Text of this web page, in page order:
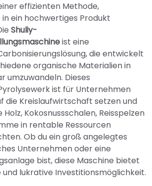
effizienten Methode,
ein hochwertiges Produkt
Shuliy-
ist eine
die entwickelt
organische Materialien in
umzuwandeln. Dieses
ist für Unternehmen
die Kreislaufwirtschaft setzen und
Kokosnussschalen, Reisspelzen
in rentable Ressourcen
Ob du ein groß angelegtes
Unternehmen oder eine
bist, diese Maschine bietet
lukrative Investitionsmöglichkeit.